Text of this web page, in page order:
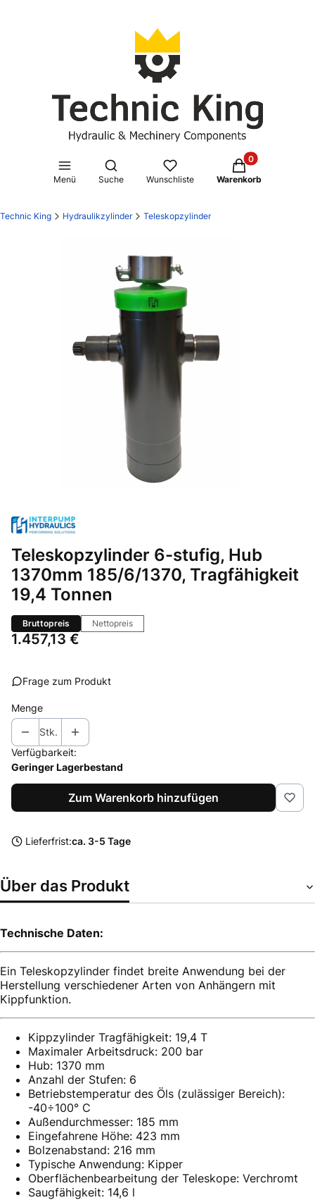
Menü
Suchmaschine öffnen
Suche Wunschliste
Produkte im
Warenkorb
Technic King Hydraulikzylinder Teleskopzylinder
Teleskopzylinder 6-stufig, Hub
1370mm 185/6/1370, Tragfähigkeit
19,4 Tonnen
Bruttopreis Nettopreis
Preis
1.457,13 €
Frage zum Produkt
Menge
Stk.
Verfügbarkeit:
Geringer Lagerbestand
Zum Warenkorb hinzufügen
Lieferfrist:ca. 3-5 Tage
Über das Produkt
Technische Daten:
Ein Teleskopzylinder findet breite Anwendung bei der
Herstellung verschiedener Arten von Anhängern mit
Kippfunktion.
Kippzylinder Tragfähigkeit: 19,4 T
Maximaler Arbeitsdruck: 200 bar
Hub: 1370 mm
Anzahl der Stufen: 6
Betriebstemperatur des Öls (zulässiger Bereich):
-40÷100° C
Außendurchmesser: 185 mm
Eingefahrene Höhe: 423 mm
Bolzenabstand: 216 mm
Typische Anwendung: Kipper
Oberflächenbearbeitung der Teleskope: Verchromt
Saugfähigkeit: 14,6 l